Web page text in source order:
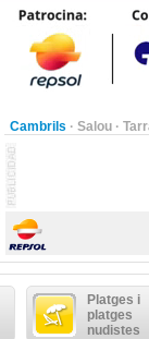
Cambrils · Salou ·
Platges i
platges
nudistes